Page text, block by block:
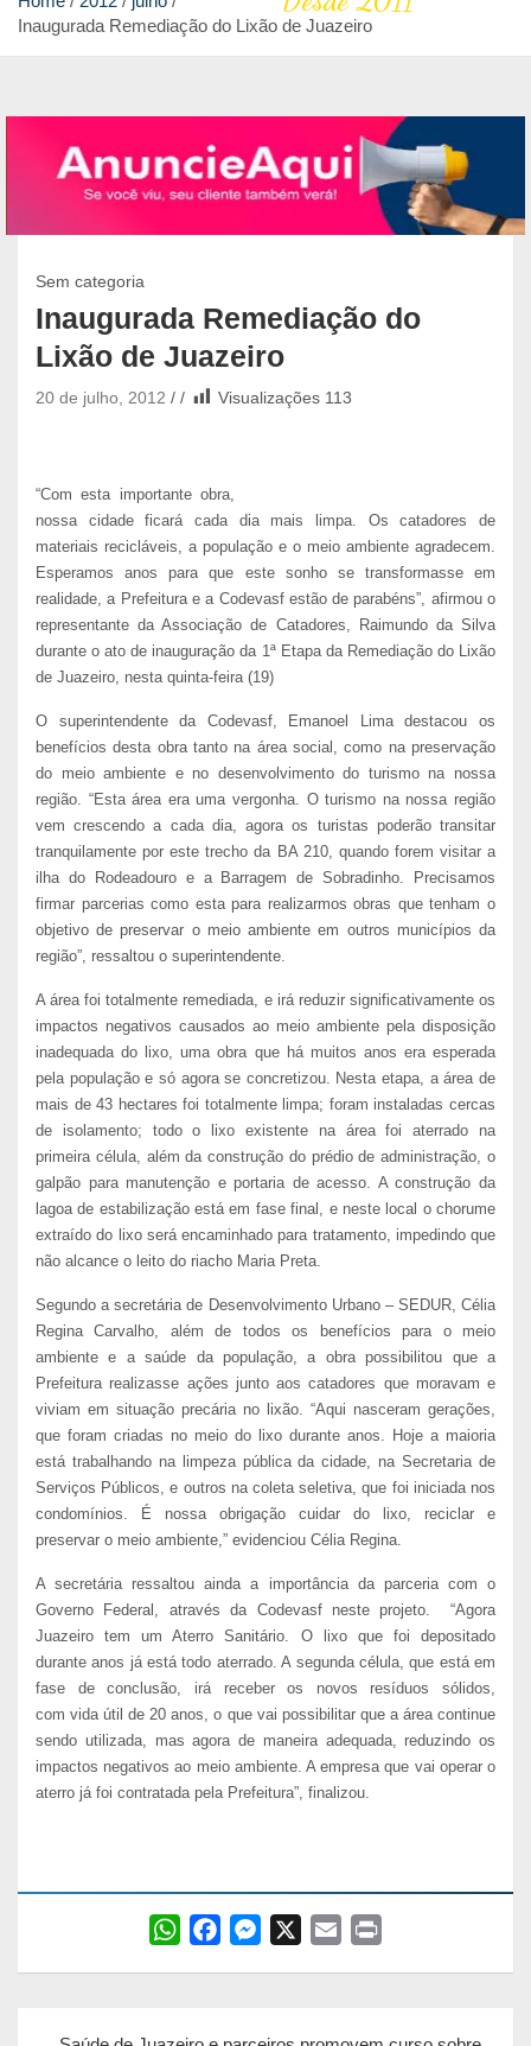
Inaugurada Remediação do Lixão de Juazeiro
Sem categoria
Inaugurada Remediação do
Lixão de Juazeiro
20 de julho, 2012 Visualizações 113
“Com esta importante obra,
nossa cidade ficará cada dia mais limpa. Os catadores de
materiais recicláveis, a população e o meio ambiente agradecem.
Esperamos anos para que este sonho se transformasse em
realidade, a Prefeitura e a Codevasf estão de parabéns”, afirmou o
representante da Associação de Catadores, Raimundo da Silva
durante o ato de inauguração da 1ª Etapa da Remediação do Lixão
de Juazeiro, nesta quinta-feira (19)
O superintendente da Codevasf, Emanoel Lima destacou os
benefícios desta obra tanto na área social, como na preservação
do meio ambiente e no desenvolvimento do turismo na nossa
região. “Esta área era uma vergonha. O turismo na nossa região
vem crescendo a cada dia, agora os turistas poderão transitar
tranquilamente por este trecho da BA 210, quando forem visitar a
ilha do Rodeadouro e a Barragem de Sobradinho. Precisamos
firmar parcerias como esta para realizarmos obras que tenham o
objetivo de preservar o meio ambiente em outros municípios da
região”, ressaltou o superintendente.
A área foi totalmente remediada, e irá reduzir significativamente os
impactos negativos causados ao meio ambiente pela disposição
inadequada do lixo, uma obra que há muitos anos era esperada
pela população e só agora se concretizou. Nesta etapa, a área de
mais de 43 hectares foi totalmente limpa; foram instaladas cercas
de isolamento; todo o lixo existente na área foi aterrado na
primeira célula, além da construção do prédio de administração, o
galpão para manutenção e portaria de acesso. A construção da
lagoa de estabilização está em fase final, e neste local o chorume
extraído do lixo será encaminhado para tratamento, impedindo que
não alcance o leito do riacho Maria Preta.
Segundo a secretária de Desenvolvimento Urbano – SEDUR, Célia
Regina Carvalho, além de todos os benefícios para o meio
ambiente e a saúde da população, a obra possibilitou que a
Prefeitura realizasse ações junto aos catadores que moravam e
viviam em situação precária no lixão. “Aqui nasceram gerações,
que foram criadas no meio do lixo durante anos. Hoje a maioria
está trabalhando na limpeza pública da cidade, na Secretaria de
Serviços Públicos, e outros na coleta seletiva, que foi iniciada nos
condomínios. É nossa obrigação cuidar do lixo, reciclar e
preservar o meio ambiente,” evidenciou Célia Regina.
A secretária ressaltou ainda a importância da parceria com o
Governo Federal, através da Codevasf neste projeto. “Agora
Juazeiro tem um Aterro Sanitário. O lixo que foi depositado
durante anos já está todo aterrado. A segunda célula, que está em
fase de conclusão, irá receber os novos resíduos sólidos,
com vida útil de 20 anos, o que vai possibilitar que a área continue
sendo utilizada, mas agora de maneira adequada, reduzindo os
impactos negativos ao meio ambiente. A empresa que vai operar o
aterro já foi contratada pela Prefeitura”, finalizou.
W